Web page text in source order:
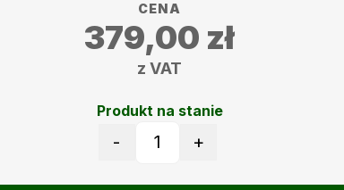
CENA
379,00 zł
z VAT
Produkt na stanie
ilość BIO Płyn 5L ZDEFENCE
- +